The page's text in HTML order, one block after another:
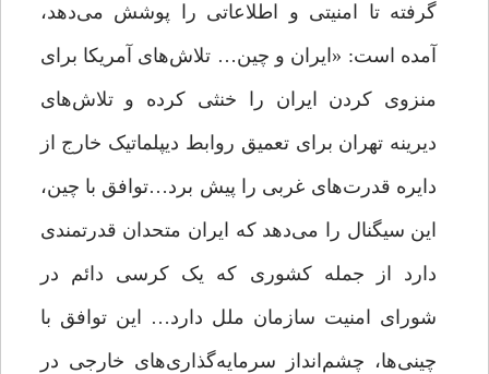
گرفته تا امنیتی و اطلاعاتی را پوشش می‌دهد،
آمده است: «ایران و چین… تلاش‌های آمریکا برای
منزوی کردن ایران را خنثی کرده و تلاش‌های
دیرینه تهران برای تعمیق روابط دیپلماتیک خارج از
دایره قدرت‌های غربی را پیش برد…توافق با چین،
این سیگنال را می‌دهد که ایران متحدان قدرتمندی
دارد از جمله کشوری که یک کرسی دائم در
شورای امنیت سازمان ملل دارد… این توافق با
چینی‌ها، چشم‌انداز سرمایه‌گذاری‌های خارجی در